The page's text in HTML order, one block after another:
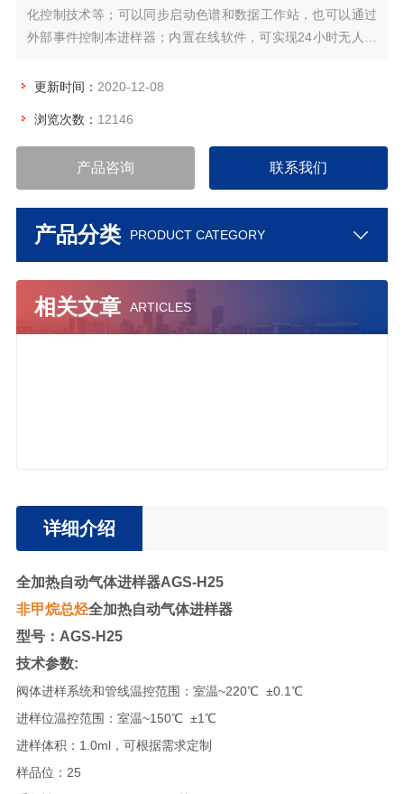
化控制技术等；可以同步启动色谱和数据工作站，也可以通过
外部事件控制本进样器；内置在线软件，可实现24小时无人值
采集状态、保存日志等功能。
更新时间： 2020-12-08
浏览次数： 12146
产品咨询 联系我们
产品分类 PRODUCT CATEGORY
相关文章 ARTICLES
详细介绍
全加热自动气体进样器AGS-H25
非甲烷总烃全加热自动气体进样器
型号：AGS-H25
技术参数:
阀体进样系统和管线温控范围：室温~220℃ ±0.1℃
进样位温控范围：室温~150℃ ±1℃
进样体积：1.0ml，可根据需求定制
样品位：25